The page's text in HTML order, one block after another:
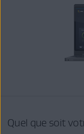
Quel que soit